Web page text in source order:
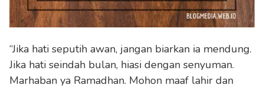
“Jika hati seputih awan, jangan biarkan ia mendung.
Jika hati seindah bulan, hiasi dengan senyuman.
Marhaban ya Ramadhan. Mohon maaf lahir dan